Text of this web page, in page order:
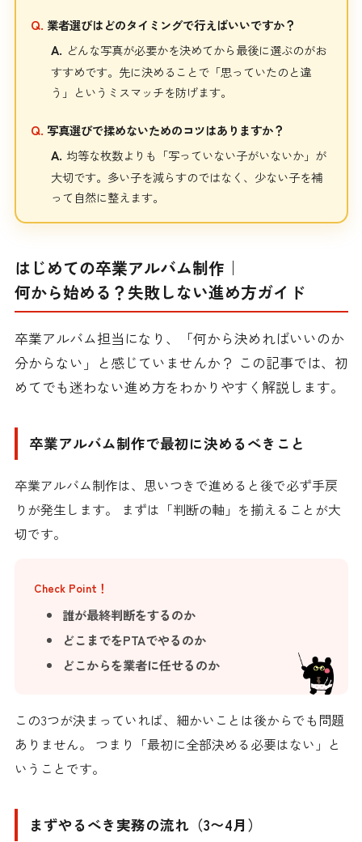
Q. 業者選びはどのタイミングで行えばいいですか？
A. どんな写真が必要かを決めてから最後に選ぶのがお
すすめです。先に決めることで「思っていたのと違
う」というミスマッチを防げます。
Q. 写真選びで揉めないためのコツはありますか？
A. 均等な枚数よりも「写っていない子がいないか」が
大切です。多い子を減らすのではなく、少ない子を補
って自然に整えます。
はじめての卒業アルバム制作｜
何から始める？ 失敗しない進め方ガイド
卒業アルバム担当になり、「何から決めればいいのか
分からない」と感じていませんか？ この記事では、初
めてでも迷わない進め方をわかりやすく解説します。
卒業アルバム制作で最初に決めるべきこと
卒業アルバム制作は、思いつきで進めると後で必ず手戻
りが発生します。 まずは「判断の軸」を揃えることが大
切です。
Check Point！
誰が最終判断をするのか
どこまでをPTAでやるのか
どこからを業者に任せるのか
この3つが決まっていれば、細かいことは後からでも問題
ありません。 つまり「最初に全部決める必要はない」と
いうことです。
まずやるべき実務の流れ（3〜4月）